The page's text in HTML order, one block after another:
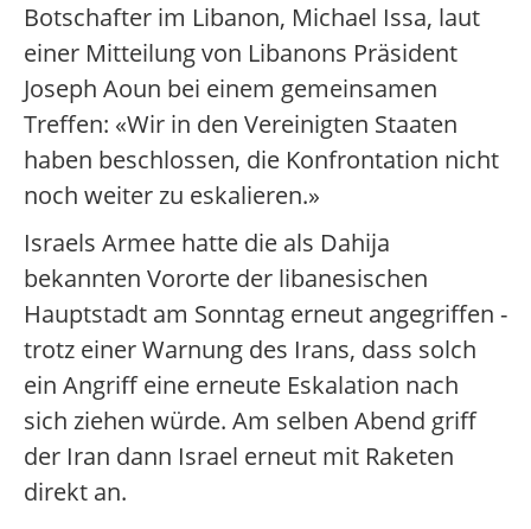
Botschafter im Libanon, Michael Issa, laut
einer Mitteilung von Libanons Präsident
Joseph Aoun bei einem gemeinsamen
Treffen: «Wir in den Vereinigten Staaten
haben beschlossen, die Konfrontation nicht
noch weiter zu eskalieren.»
Israels Armee hatte die als Dahija
bekannten Vororte der libanesischen
Hauptstadt am Sonntag erneut angegriffen -
trotz einer Warnung des Irans, dass solch
ein Angriff eine erneute Eskalation nach
sich ziehen würde. Am selben Abend griff
der Iran dann Israel erneut mit Raketen
direkt an.